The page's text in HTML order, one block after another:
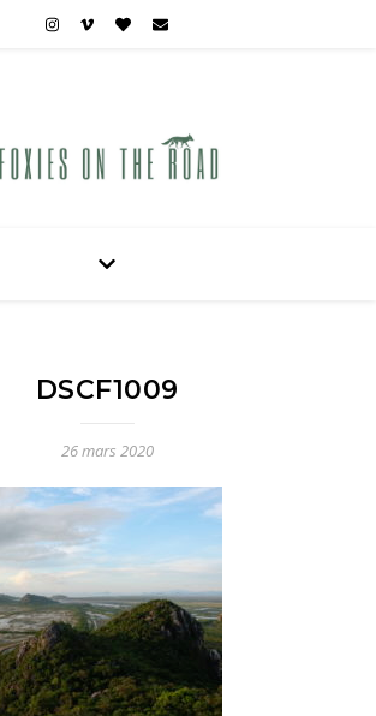
DSCF1009
26 mars 2020